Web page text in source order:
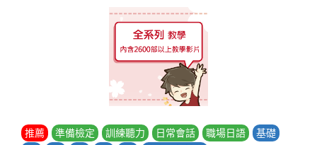
推薦 準備檢定 訓練聽力 日常會話 職場日語
基礎